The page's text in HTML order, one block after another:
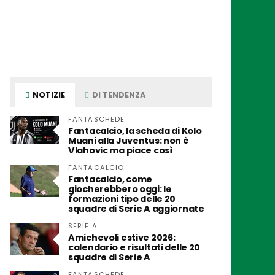
NOTIZIE DI TENDENZA
FANTASCHEDE
Fantacalcio, la scheda di Kolo
Muani alla Juventus: non è
Vlahovic ma piace così
FANTACALCIO
Fantacalcio, come
giocherebbero oggi: le
formazioni tipo delle 20
squadre di Serie A aggiornate
SERIE A
Amichevoli estive 2026:
calendario e risultati delle 20
squadre di Serie A